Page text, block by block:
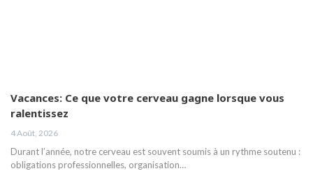
Vacances: Ce que votre cerveau gagne lorsque vous
ralentissez
4 Août, 2026
Durant l’année, notre cerveau est souvent soumis à un rythme soutenu :
obligations professionnelles, organisation…